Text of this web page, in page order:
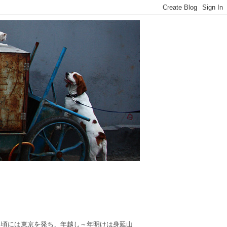
には東京を発ち、年越し～年明けは身延山